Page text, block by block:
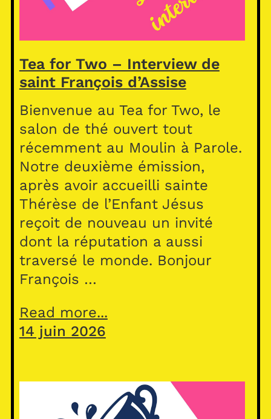
Tea for Two – Interview de
saint François d’Assise
Bienvenue au Tea for Two, le
salon de thé ouvert tout
récemment au Moulin à Parole.
Notre deuxième émission,
après avoir accueilli sainte
Thérèse de l’Enfant Jésus
reçoit de nouveau un invité
dont la réputation a aussi
traversé le monde. Bonjour
François …
Read more...
14 juin 2026